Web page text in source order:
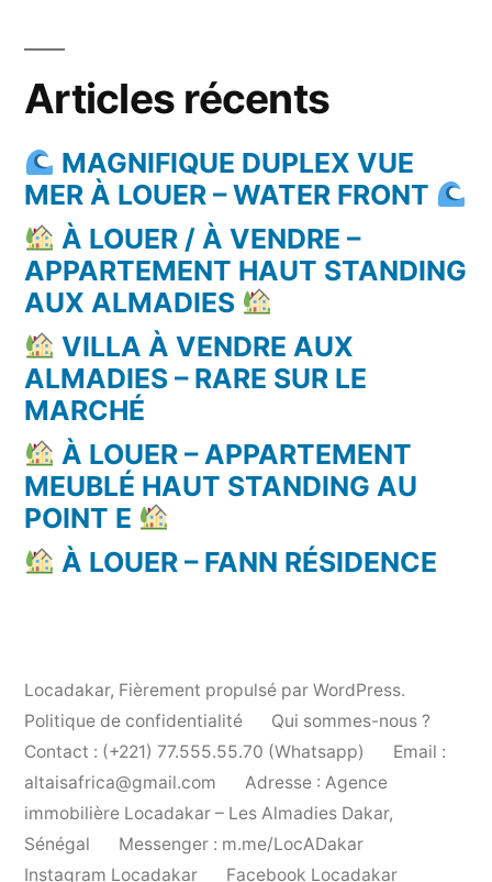
Articles récents
MAGNIFIQUE DUPLEX VUE
MER À LOUER – WATER FRONT
À LOUER / À VENDRE –
APPARTEMENT HAUT STANDING
AUX ALMADIES
VILLA À VENDRE AUX
ALMADIES – RARE SUR LE
MARCHÉ
À LOUER – APPARTEMENT
MEUBLÉ HAUT STANDING AU
POINT E
À LOUER – FANN RÉSIDENCE
Locadakar, Fièrement propulsé par WordPress.
Politique de confidentialité
Qui sommes-nous ?
Contact : (+221) 77.555.55.70 (Whatsapp)
Email :
altaisafrica@gmail.com
Adresse : Agence
immobilière Locadakar – Les Almadies Dakar,
Sénégal
Messenger : m.me/LocADakar
Instagram Locadakar
Facebook Locadakar